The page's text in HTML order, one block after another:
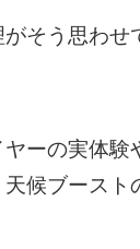
そう思わせ
ーの実体験
候ブースト